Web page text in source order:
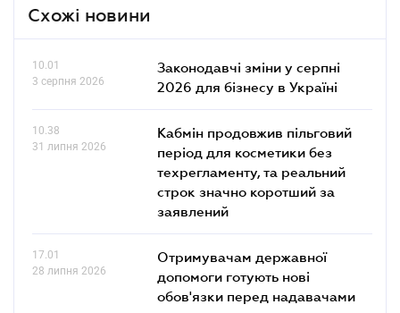
Схожі новини
10.01
3 серпня 2026
Законодавчі зміни у серпні
2026 для бізнесу в Україні
10.38
31 липня 2026
Кабмін продовжив пільговий
період для косметики без
техрегламенту, та реальний
строк значно коротший за
заявлений
17.01
28 липня 2026
Отримувачам державної
допомоги готують нові
обов'язки перед надавачами